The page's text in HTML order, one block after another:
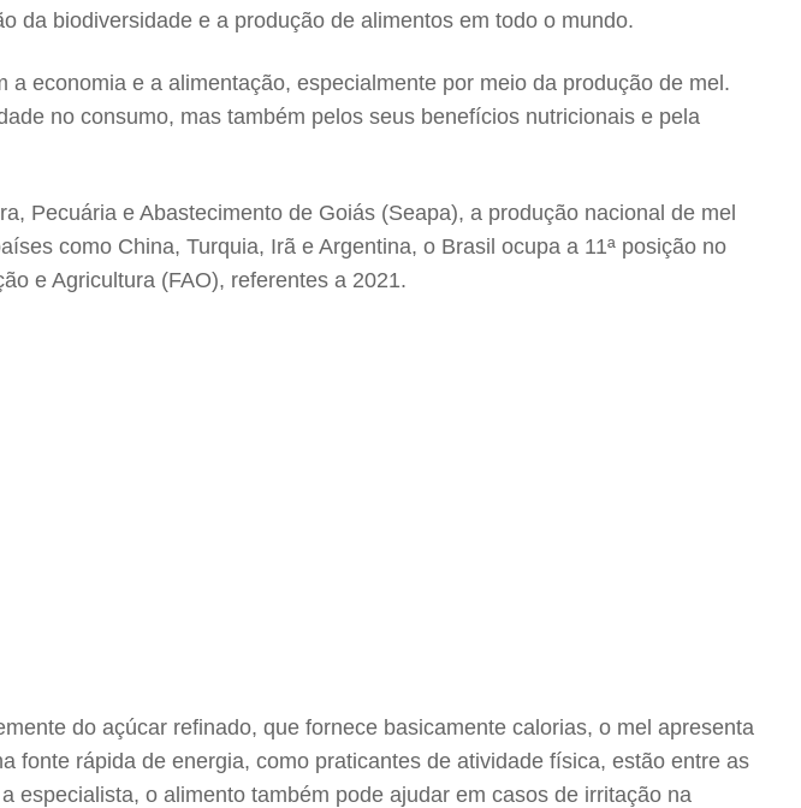
da biodiversidade e a produção de alimentos em todo o mundo.
economia e a alimentação, especialmente por meio da produção de mel.
no consumo, mas também pelos seus benefícios nutricionais e pela
Pecuária e Abastecimento de Goiás (Seapa), a produção nacional de mel
como China, Turquia, Irã e Argentina, o Brasil ocupa a 11ª posição no
e Agricultura (FAO), referentes a 2021.
do açúcar refinado, que fornece basicamente calorias, o mel apresenta
fonte rápida de energia, como praticantes de atividade física, estão entre as
especialista, o alimento também pode ajudar em casos de irritação na